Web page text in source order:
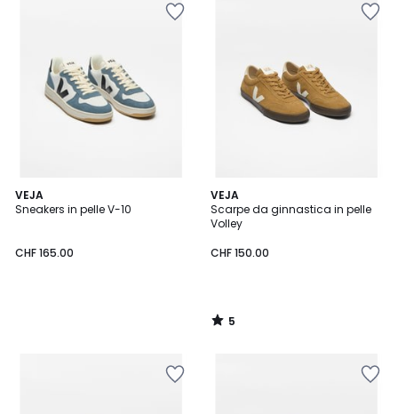
VEJA
Sneakers in pelle V-10
CHF 165.00
VEJA
Scarpe da ginnastica in pelle
Volley
CHF 150.00
5
/
5
5
/